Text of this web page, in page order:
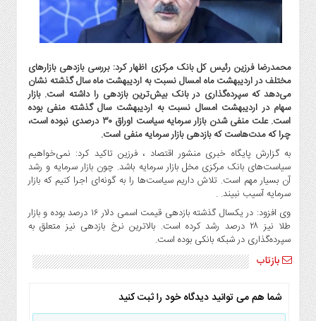
گاز
و
پتروشیمی
صنعت
و
خودرو
استارت
آپ
و
فن
آوری
،
بیمه
و
ارز
دیجیتال
کشاورزی
و
محمدرضا فرزین رئیس کل بانک مرکزی اظهار کرد: بررسی بازدهی بازارهای
مختلف در اردیبهشت ماه امسال نسبت به اردیبهشت ماه سال گذشته نشان
می‌دهد که سپرده‌گذاری در بانک بیش‌ترین بازدهی را داشته است. بازار
سهام در اردیبهشت امسال نسبت به اردیبهشت سال گذشته منفی بوده
است. علت منفی شدن بازار سرمایه سیاست اوراق ۳۰ درصدی نبوده است،
چرا که مدت‌هاست که بازدهی بازار سرمایه منفی است.
به گزارش پایگاه خبری منشور اقتصاد ، فرزین تاکید کرد: نمی‌خواهیم
سیاست‌های بانک مرکزی مخل بازار سرمایه باشد. چون بازار سرمایه و رشد
آن بسیار مهم است. تلاش داریم سیاست‌ها را به گونه‌ای اجرا کنیم که بازار
سرمایه ‌آسیب نبیند. .
وی افزود: در یکسال گذشته بازدهی قیمت اسمی دلار ۱۶ درصد بوده و بازار
طلا نیز ۲۸ درصد رشد کرده است. بالاترین نرخ بازدهی نیز متعلق به
سپرده‌گذاری در شبکه بانکی بوده است.
بازتاب
شما هم می توانید دیدگاه خود را ثبت کنید